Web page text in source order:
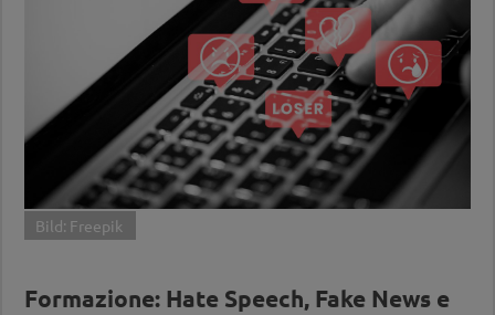
Bild: Freepik
Formazione: Hate Speech, Fake News e